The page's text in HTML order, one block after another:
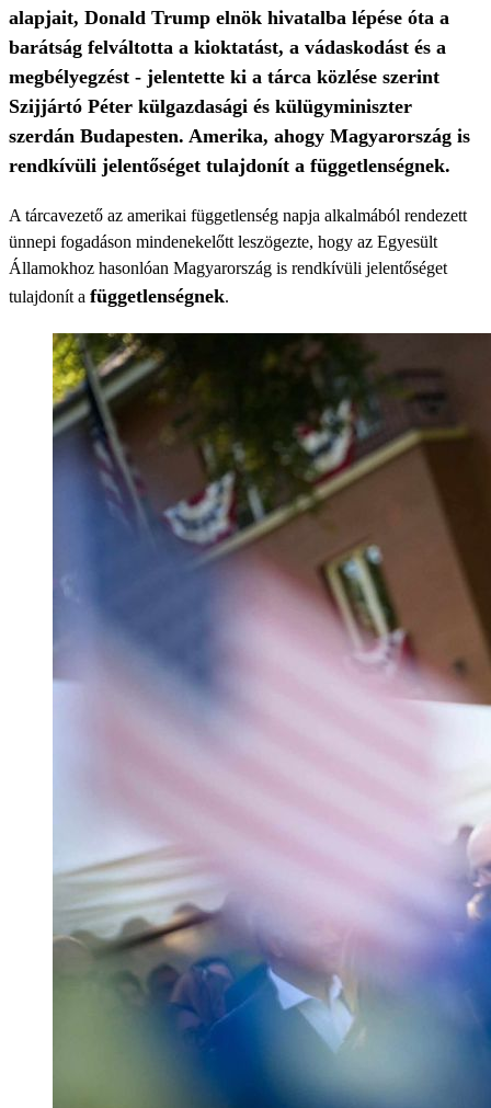
alapjait, Donald Trump elnök hivatalba lépése óta a
barátság felváltotta a kioktatást, a vádaskodást és a
megbélyegzést - jelentette ki a tárca közlése szerint
Szijjártó Péter külgazdasági és külügyminiszter
szerdán Budapesten. Amerika, ahogy Magyarország is
rendkívüli jelentőséget tulajdonít a függetlenségnek.
A tárcavezető az amerikai függetlenség napja alkalmából rendezett
ünnepi fogadáson mindenekelőtt leszögezte, hogy az Egyesült
Államokhoz hasonlóan Magyarország is rendkívüli jelentőséget
tulajdonít a függetlenségnek.